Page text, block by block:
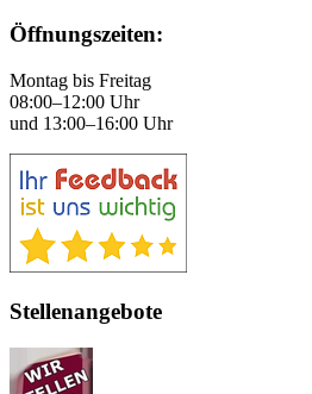
Öffnungszeiten:
Montag bis Freitag
08:00–12:00 Uhr
und 13:00–16:00 Uhr
Stellenangebote